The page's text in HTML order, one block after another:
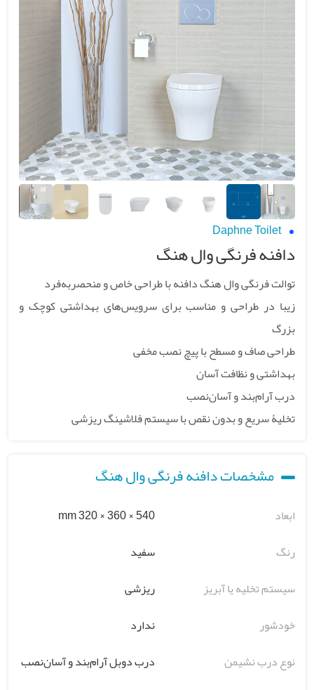
Daphne Toilet
دافنه فرنگی وال هنگ
توالت فرنگی وال هنگ دافنه با طراحی خاص و منحصربه‌فرد
زیبا در طراحی و مناسب برای سرویس‌های بهداشتی کوچک و
بزرگ
طراحی صاف و مسطح با پیچ نصب مخفی
بهداشتی و نظافت آسان
درب آرام‌بند و آسان‌نصب
تخلیۀ سریع و بدون نقص با سیستم فلاشینگ ریزشی
مشخصات دافنه فرنگی وال هنگ
ابعاد
540 × 360 × 320 mm
رنگ
سفید
سیستم تخلیه یا آبریز
ریزشی
خودشور
ندارد
نوع درب نشیمن
درب دوبل آرام‌بند و آسان‌نصب